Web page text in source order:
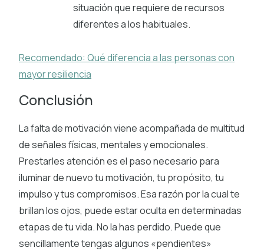
situación que requiere de recursos
diferentes a los habituales.
Recomendado: Qué diferencia a las personas con
mayor resiliencia
Conclusión
La falta de motivación viene acompañada de multitud
de señales físicas, mentales y emocionales.
Prestarles atención es el paso necesario para
iluminar de nuevo tu motivación, tu propósito, tu
impulso y tus compromisos. Esa razón por la cual te
brillan los ojos, puede estar oculta en determinadas
etapas de tu vida. No la has perdido. Puede que
sencillamente tengas algunos «pendientes»